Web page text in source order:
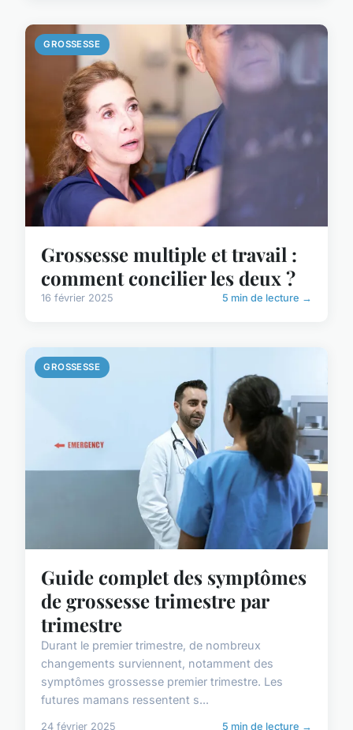
GROSSESSE
Grossesse multiple et travail :
comment concilier les deux ?
16 février 2025 5 min de lecture →
GROSSESSE
Guide complet des symptômes
de grossesse trimestre par
trimestre
Durant le premier trimestre, de nombreux
changements surviennent, notamment des
symptômes grossesse premier trimestre. Les
futures mamans ressentent s...
24 février 2025 5 min de lecture →